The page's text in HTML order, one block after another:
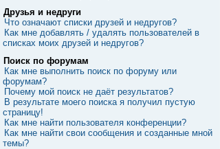
Друзья и недруги
Что означают списки друзей и недругов?
Как мне добавлять / удалять пользователей в
списках моих друзей и недругов?
Поиск по форумам
Как мне выполнить поиск по форуму или
форумам?
Почему мой поиск не даёт результатов?
В результате моего поиска я получил пустую
страницу!
Как мне найти пользователя конференции?
Как мне найти свои сообщения и созданные мной
темы?